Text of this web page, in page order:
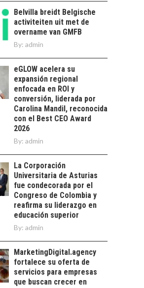
Atacama: Motor
Estratégico para el
Desarrollo Turístico…
LA IMPORTANCIA DE
DIVERSIFICAR LAS
EXPORTACIONES
La diversificación de
las exportaciones
chilenas: clave para un
crecimiento…
CHILE COMO HUB
TECNOLÓGICO DE
AMÉRICA LATINA:
AVANCES Y DESAFÍOS
Chile como hub
avances y desafíos…
LA
TRANSFORMACIÓN
DE LOS RECURSOS
HUMANOS EN LAS
EMPRESAS
CHILENAS
La transformación
estratégica de los
recursos humanos en
las empresas…
FINANCIAMIENTO
PARA PYMES EN
CHILE:
ALTERNATIVAS MÁS
Belvilla breidt Belgische
activiteiten uit met de
overname van GMFB
By: admin
eGLOW acelera su
expansión regional
enfocada en ROI y
conversión, liderada por
Carolina Mandil, reconocida
con el Best CEO Award
2026
By: admin
La Corporación
Universitaria de Asturias
fue condecorada por el
Congreso de Colombia y
reafirma su liderazgo en
educación superior
By: admin
MarketingDigital.agency
fortalece su oferta de
servicios para empresas
que buscan crecer en